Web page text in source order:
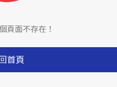
頁面不存在！
首頁